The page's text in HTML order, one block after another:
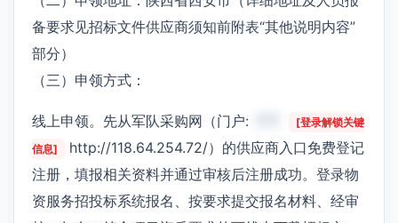
备要求见招标文件供应商须知前附表“其他说明内容”
部分）
（三）申领方式：
线上申领。先从军队采购网（门户:
[登录解锁关键
信息]
http://118.64.254.72/）的供应商入口免费登记
注册，填报相关资料并通过审核后注册成功。登录物
资服务招投标系统报名、按要求提交报名材料、经审